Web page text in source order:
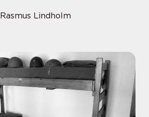
Rasmus Lindholm